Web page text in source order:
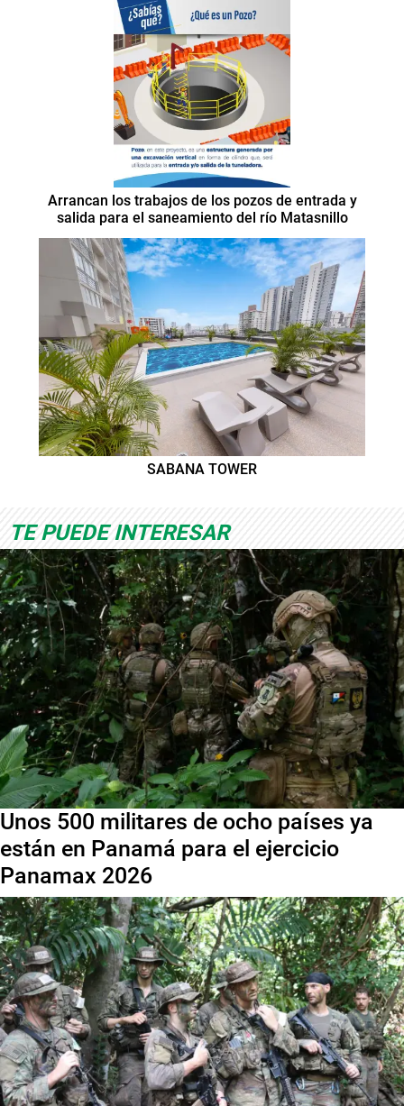
Arrancan los trabajos de los pozos de entrada y
salida para el saneamiento del río Matasnillo
SABANA TOWER
TE PUEDE INTERESAR
Unos 500 militares de ocho países ya
están en Panamá para el ejercicio
Panamax 2026